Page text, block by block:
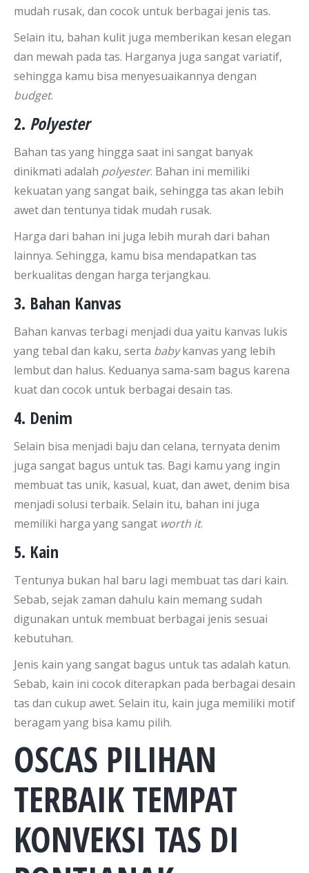
mudah rusak, dan cocok untuk berbagai jenis tas.
Selain itu, bahan kulit juga memberikan kesan elegan
dan mewah pada tas. Harganya juga sangat variatif,
sehingga kamu bisa menyesuaikannya dengan
budget.
2. Polyester
Bahan tas yang hingga saat ini sangat banyak
dinikmati adalah polyester. Bahan ini memiliki
kekuatan yang sangat baik, sehingga tas akan lebih
awet dan tentunya tidak mudah rusak.
Harga dari bahan ini juga lebih murah dari bahan
lainnya. Sehingga, kamu bisa mendapatkan tas
berkualitas dengan harga terjangkau.
3. Bahan Kanvas
Bahan kanvas terbagi menjadi dua yaitu kanvas lukis
yang tebal dan kaku, serta babykanvas yang lebih
lembut dan halus. Keduanya sama-sam bagus karena
kuat dan cocok untuk berbagai desain tas.
4. Denim
Selain bisa menjadi baju dan celana, ternyata denim
juga sangat bagus untuk tas. Bagi kamu yang ingin
membuat tas unik, kasual, kuat, dan awet, denim bisa
menjadi solusi terbaik. Selain itu, bahan ini juga
memiliki harga yang sangat worth it.
5. Kain
Tentunya bukan hal baru lagi membuat tas dari kain.
Sebab, sejak zaman dahulu kain memang sudah
digunakan untuk membuat berbagai jenis sesuai
kebutuhan.
Jenis kain yang sangat bagus untuk tas adalah katun.
Sebab, kain ini cocok diterapkan pada berbagai desain
tas dan cukup awet. Selain itu, kain juga memiliki motif
beragam yang bisa kamu pilih.
OSCAS PILIHAN
TERBAIK TEMPAT
KONVEKSI TAS DI